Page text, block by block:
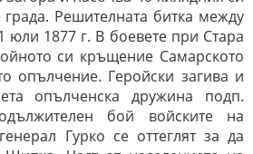
Решителната битка между
юли 1877 г. В боевете при Стара
си кръщение Самарското
опълчение. Геройски загива и
опълченска дружина подп.
бой войските на
Гурко се оттеглят за да